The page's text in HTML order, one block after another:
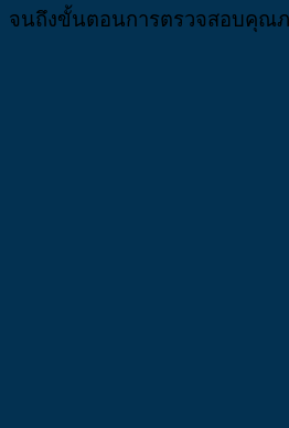
จนถึงขั้นตอนการตรวจสอบคุณ